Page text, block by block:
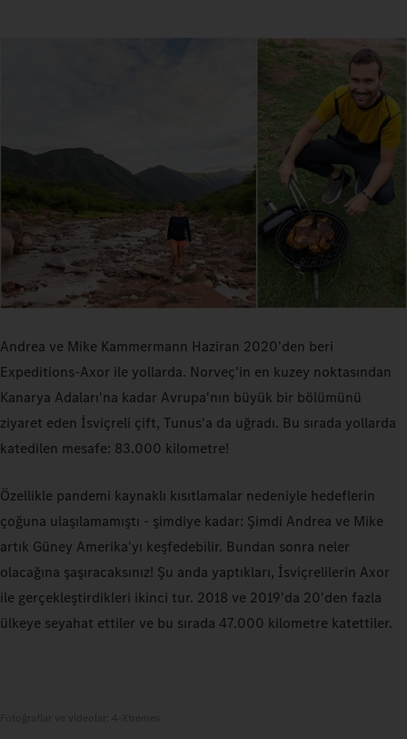
Andrea ve Mike Kammermann Haziran 2020'den beri
Expeditions‑Axor ile yollarda. Norveç'in en kuzey noktasından
Kanarya Adaları'na kadar Avrupa'nın büyük bir bölümünü
ziyaret eden İsviçreli çift, Tunus'a da uğradı. Bu sırada yollarda
katedilen mesafe: 83.000 kilometre!
Özellikle pandemi kaynaklı kısıtlamalar nedeniyle hedeflerin
çoğuna ulaşılamamıştı - şimdiye kadar: Şimdi Andrea ve Mike
artık Güney Amerika'yı keşfedebilir. Bundan sonra neler
olacağına şaşıracaksınız! Şu anda yaptıkları, İsviçrelilerin Axor
ile gerçekleştirdikleri ikinci tur. 2018 ve 2019'da 20'den fazla
ülkeye seyahat ettiler ve bu sırada 47.000 kilometre katettiler.